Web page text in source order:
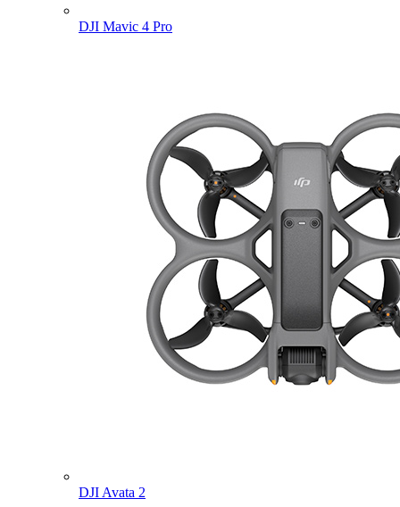
DJI Mavic 4 Pro
DJI Avata 2